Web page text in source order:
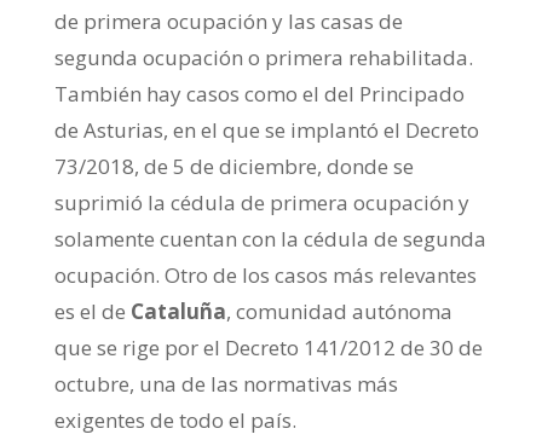
de primera ocupación y las casas de
segunda ocupación o primera rehabilitada.
También hay casos como el del Principado
de Asturias, en el que se implantó el Decreto
73/2018, de 5 de diciembre, donde se
suprimió la cédula de primera ocupación y
solamente cuentan con la cédula de segunda
ocupación. Otro de los casos más relevantes
es el de Cataluña, comunidad autónoma
que se rige por el Decreto 141/2012 de 30 de
octubre, una de las normativas más
exigentes de todo el país.